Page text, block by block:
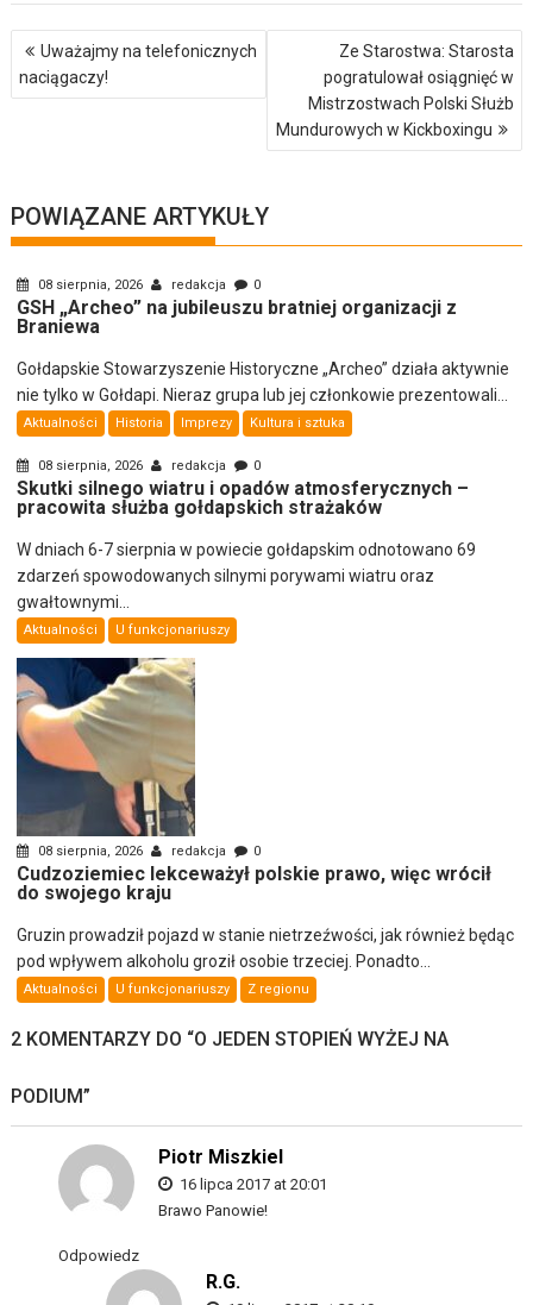
Nawigacja
wpisu
Uważajmy na telefonicznych
naciągaczy!
Ze Starostwa: Starosta
pogratulował osiągnięć w
Mistrzostwach Polski Służb
Mundurowych w Kickboxingu
POWIĄZANE ARTYKUŁY
08 sierpnia, 2026 redakcja 0
GSH „Archeo” na jubileuszu bratniej organizacji z
Braniewa
Gołdapskie Stowarzyszenie Historyczne „Archeo” działa aktywnie
nie tylko w Gołdapi. Nieraz grupa lub jej członkowie prezentowali...
Aktualności Historia Imprezy Kultura i sztuka
08 sierpnia, 2026 redakcja 0
Skutki silnego wiatru i opadów atmosferycznych –
pracowita służba gołdapskich strażaków
W dniach 6-7 sierpnia w powiecie gołdapskim odnotowano 69
zdarzeń spowodowanych silnymi porywami wiatru oraz
gwałtownymi...
Aktualności U funkcjonariuszy
08 sierpnia, 2026 redakcja 0
Cudzoziemiec lekceważył polskie prawo, więc wrócił
do swojego kraju
Gruzin prowadził pojazd w stanie nietrzeźwości, jak również będąc
pod wpływem alkoholu groził osobie trzeciej. Ponadto...
Aktualności U funkcjonariuszy Z regionu
2 KOMENTARZY DO “O JEDEN STOPIEŃ WYŻEJ NA
PODIUM”
Piotr Miszkiel
16 lipca 2017 at 20:01
Brawo Panowie!
Odpowiedz
R.G.